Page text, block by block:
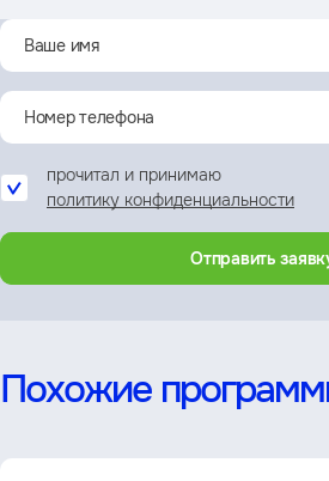
прочитал и принимаю
политику конфиденциальности
Отправить
Похожие